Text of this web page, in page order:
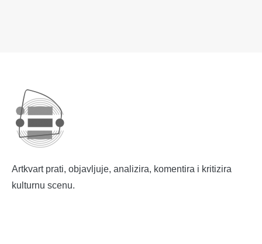
Artkvart prati, objavljuje, analizira, komentira i kritizira
kulturnu scenu.